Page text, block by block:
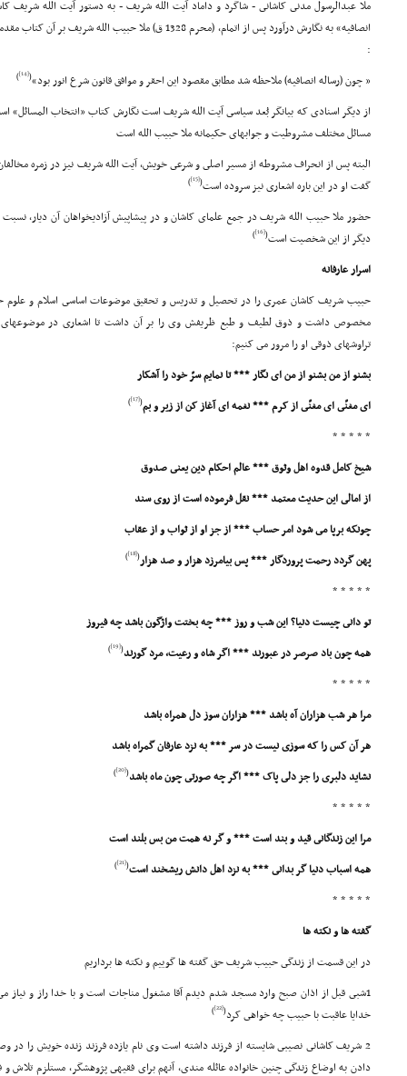
ملا عبدالرسول مدنى کاشانى - شاگرد و داماد آیت الله شریف - به دستور آیت الله شریف
انصافیه» به نگارش درآورد پس از اتمام، (محرم 1328 ق) ملا
:
« چون (رساله انصافیه) ملاحظه شد مطابق مقصود این احقر و موافق قانون شرع انور بود»(
[14]
)
از دیگر اسنادى که بیانگر بُعد سیاسى آیت الله شریف است نگارش کتاب «انتخاب المسائل»
مسائل مختلف مشروطیت و جوابهاى حکیمانه ملا حبیب الله است
البته پس از انحراف مشروطه از مسیر اصلى و شرعى خویش، آیت الله شریف نیز در زمره
گفت او در این باره اشعارى نیز سروده است(
[15]
)
حضور ملا حبیب الله شریف در جمع علماى کاشان و در پیشاپیش آزادیخواهان آن دیار، نسبت
دیگر از این شخصیت است(
[16]
)
اسرار عارفانه
حبیب شریف کاشان عمرى را در تحصیل و تدریس و تحقیق موضوعات اساسى اسلام و علوم
مخصوص داشت و ذوق لطیف و طبع ظریفش وى را بر آن داشت تا اشعارى در موضوعهاى
تراوشهاى ذوقى او را مرور مى کنیم:
بشنو از من بشنو از من اى نگار *** تا نمایم سرّ خود را آشکار
اى مغنّى اى مغنّى از کرم *** نغمه اى آغاز کن از زیر و بم(
[17]
)
* * * * *
شیخ کامل قدوه اهل وثوق *** عالم احکام دین یعنى صدوق
از امالى این حدیث معتمد *** نقل فرموده است از روى سند
چونکه برپا مى شود امر حساب *** از جز او از ثواب و از عقاب
پهن گردد رحمت پروردگار *** پس بیامرزد هزار و صد هزار(
[18]
)
* * * * *
تو دانى چیست دنیا؟ این شب و روز *** چه بختت واژگون باشد چه فیروز
همه چون باد صرصر در عبورند *** اگر شاه و رعیت، مرد گورند(
[19]
)
* * * * *
مرا هر شب هزاران آه باشد *** هزاران سوز دل همراه باشد
هر آن کس را که سوزى نیست در سر *** به نزد عارفان گمراه باشد
نشاید دلبرى را جز دلى پاک *** اگر چه صورتى چون ماه باشد(
[20]
)
* * * * *
مرا این زندگانى قید و بند است *** و گر نه همت من بس بلند است
همه اسباب دنیا گر بدانى *** به نزد اهل دانش ریشخند است(
[21]
)
* * * * *
گفته ها و نکته ها
در این قسمت از زندگى حبیب شریف حق گفته ها گوییم و نکته ها برداریم
1شبى قبل از اذان صبح وارد مسجد شدم دیدم آقا مشغول مناجات است و با خدا راز و
خدایا عاقبت با حبیب چه خواهى کرد(
[22]
)
2 شریف کاشانى نصیبى شایسته از فرزند داشته است وى نام یازده فرزند زنده خویش را
دادن به اوضاع زندگى چنین خانواده عائله مندى، آنهم براى فقیهى پژوهشگر، مستلزم